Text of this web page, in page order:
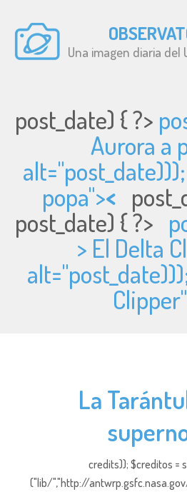
Una imagen diaria del
post_date) { ?>
Aurora a
alt="
popa"><
post_date) { ?>
> El Delta
alt="
La
credits)); $creditos =
("lib/","http://